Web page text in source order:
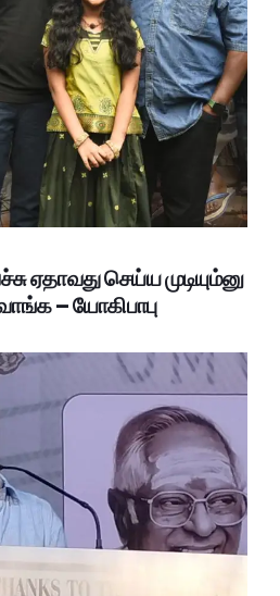
ஏதாவது செய்ய முடியும்னு
– யோகிபாபு